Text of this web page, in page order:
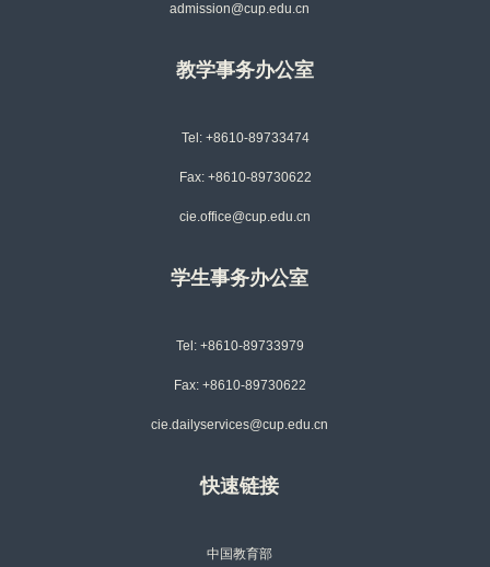
admission@cup.edu.cn
教学事务办公室
Tel: +8610-89733474
Fax: +8610-89730622
cie.office@cup.edu.cn
学生事务办公室
Tel: +8610-89733979
Fax: +8610-89730622
cie.dailyservices@cup.edu.cn
快速链接
中国教育部